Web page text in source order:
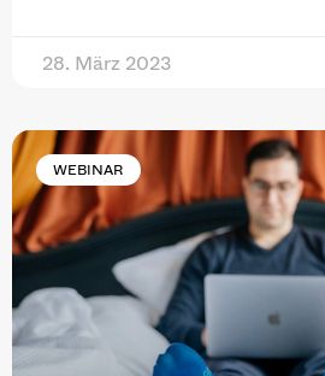
28. März 2023
WEBINAR